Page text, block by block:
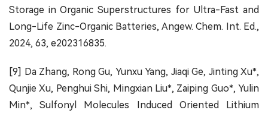
Storage in Organic Superstructures for Ultra-Fast and
Long-Life Zinc-Organic Batteries, Angew. Chem. Int. Ed.,
2024, 63, e202316835.
[9] Da Zhang, Rong Gu, Yunxu Yang, Jiaqi Ge, Jinting Xu*,
Qunjie Xu, Penghui Shi, Mingxian Liu*, Zaiping Guo*, Yulin
Min*, Sulfonyl Molecules Induced Oriented Lithium